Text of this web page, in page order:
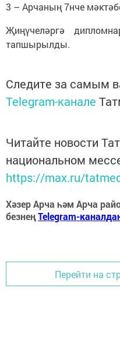
3 – Арчаның 7нче
Җиңүчеләргә
тапшырылды.
Следите за самым
Telegram-канале
Читайте новости
национальном
https://max.ru/
Хәзер Арча һәм Арча
безнеңTelegram-
Перейти на